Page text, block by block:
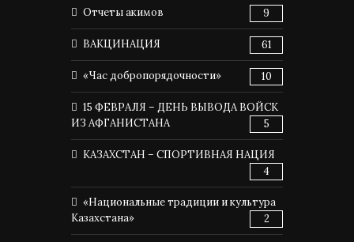
Отчеты акимов 9
ВАКЦИНАЦИЯ 61
«Час добропорядочности» 10
15 ФЕВРАЛЯ – ДЕНЬ ВЫВОДА ВОЙСК
ИЗ АФГАНИСТАНА
5
КАЗАХСТАН – СПОРТИВНАЯ НАЦИЯ
4
«Национальные традиции и культура
Казахстана»
2